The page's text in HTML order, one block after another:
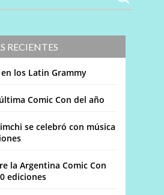
RECIENTES
los Latin Grammy
Comic Con del año
se celebró con música
la Argentina Comic Con
ediciones